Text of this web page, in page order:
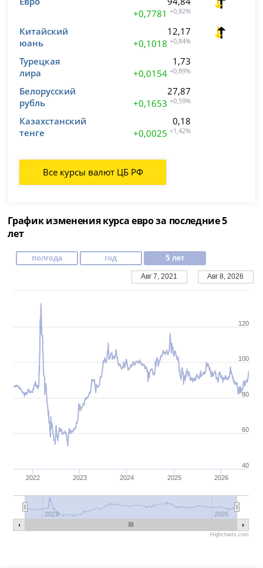
+0,7781 +0,82%
Китайский
юань
12,17
+0,1018 +0,84%
Турецкая
лира
1,73
+0,0154 +0,89%
Белорусский
рубль
27,87
+0,1653 +0,59%
Казахстанский
тенге
0,18
+0,0025 +1,42%
Все курсы валют ЦБ РФ
График изменения курса евро за последние 5
лет
2022 2023 2024 2025 2026
2022 2026
40
60
80
100
120
полгода год 5 лет
Авг 7, 2021 Авг 8, 2026
Highcharts.com